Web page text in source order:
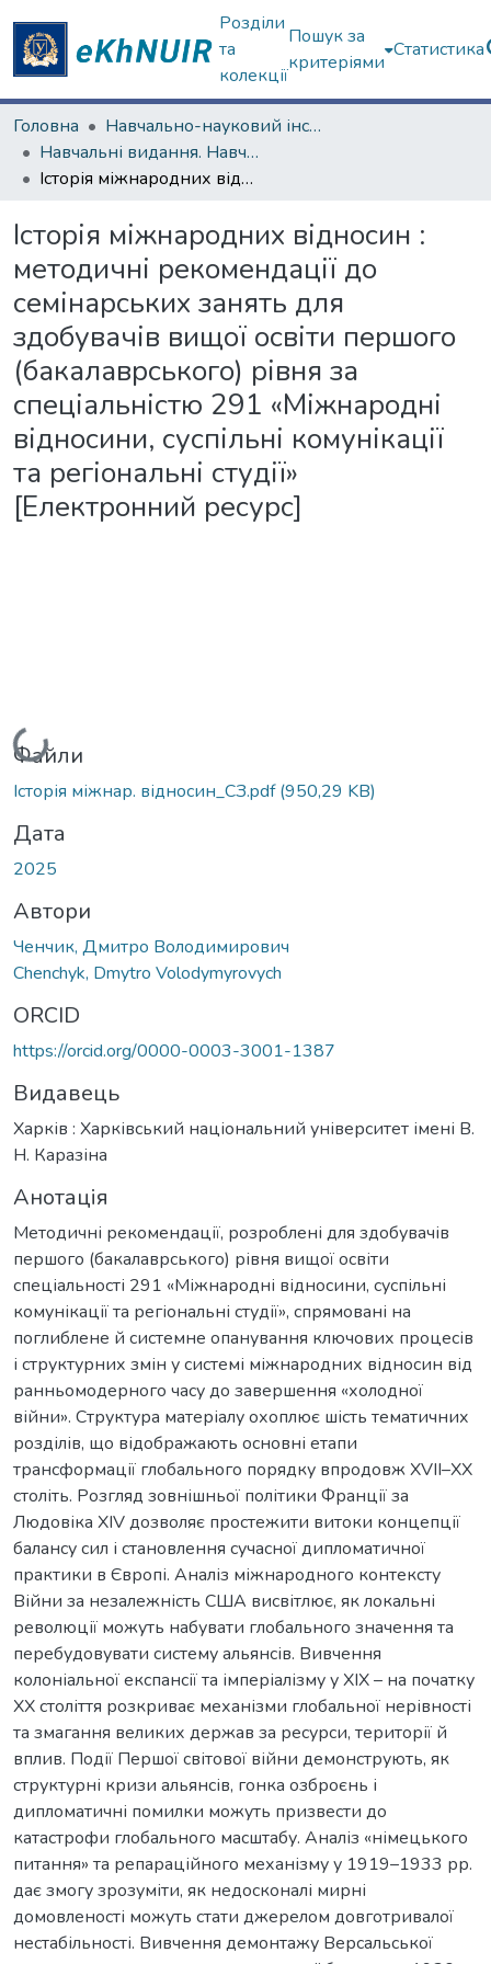
Розділи
та
колекції
Пошук за
критеріями
Статистика
Головна
Навчально-науковий інститут "Каразінський інститут міжнародних відносин та туристичного бізнесу"
Навчальні видання. Навчально-науковий інститут "Каразінський інститут міжнародних відносин та туристичного бізнесу"
Історія міжнародних відносин : методичні рекомендації до семінарських занять для здобувачів вищої освіти першого (бакалаврського) рівня за спеціальністю 291 «Міжнародні відносини, суспільні комунікації та регіональні студії» [Електронний ресурс]
Історія міжнародних відносин :
методичні рекомендації до
семінарських занять для
здобувачів вищої освіти першого
(бакалаврського) рівня за
спеціальністю 291 «Міжнародні
відносини, суспільні комунікації
та регіональні студії»
[Електронний ресурс]
Вантажиться...
Файли
Історія міжнар. відносин_СЗ.pdf(950,29 KB)
Дата
2025
Автори
Ченчик, Дмитро Володимирович
Chenchyk, Dmytro Volodymyrovych
ORCID
https://orcid.org/0000-0003-3001-1387
Видавець
Харків : Харківський національний університет імені В.
Н. Каразіна
Анотація
Методичні рекомендації, розроблені для здобувачів
першого (бакалаврського) рівня вищої освіти
спеціальності 291 «Міжнародні відносини, суспільні
комунікації та регіональні студії», спрямовані на
поглиблене й системне опанування ключових процесів
і структурних змін у системі міжнародних відносин від
ранньомодерного часу до завершення «холодної
війни». Структура матеріалу охоплює шість тематичних
розділів, що відображають основні етапи
трансформації глобального порядку впродовж XVII–XX
століть. Розгляд зовнішньої політики Франції за
Людовіка XIV дозволяє простежити витоки концепції
балансу сил і становлення сучасної дипломатичної
практики в Європі. Аналіз міжнародного контексту
Війни за незалежність США висвітлює, як локальні
революції можуть набувати глобального значення та
перебудовувати систему альянсів. Вивчення
колоніальної експансії та імперіалізму у XIX – на початку
XX століття розкриває механізми глобальної нерівності
та змагання великих держав за ресурси, території й
вплив. Події Першої світової війни демонструють, як
структурні кризи альянсів, гонка озброєнь і
дипломатичні помилки можуть призвести до
катастрофи глобального масштабу. Аналіз «німецького
питання» та репараційного механізму у 1919–1933 рр.
дає змогу зрозуміти, як недосконалі мирні
домовленості можуть стати джерелом довготривалої
нестабільності. Вивчення демонтажу Версальської